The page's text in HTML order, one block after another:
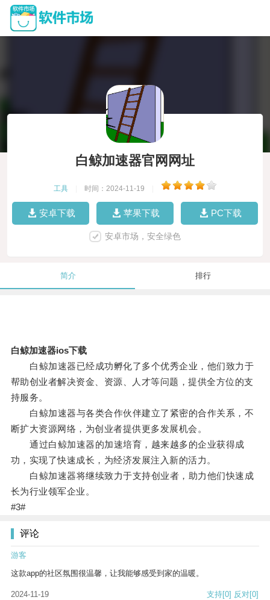
白鲸加速器官网网址
工具 时间：2024-11-19
安卓下载 苹果下载 PC下载
安卓市场，安全绿色
简介 排行
白鲸加速器ios下载
白鲸加速器已经成功孵化了多个优秀企业，他们致力于
帮助创业者解决资金、资源、人才等问题，提供全方位的支
持服务。
白鲸加速器与各类合作伙伴建立了紧密的合作关系，不
断扩大资源网络，为创业者提供更多发展机会。
通过白鲸加速器的加速培育，越来越多的企业获得成
功，实现了快速成长，为经济发展注入新的活力。
白鲸加速器将继续致力于支持创业者，助力他们快速成
长为行业领军企业。
#3#
评论
游客
这款app的社区氛围很温馨，让我能够感受到家的温暖。
2024-11-19 支持[0] 反对[0]